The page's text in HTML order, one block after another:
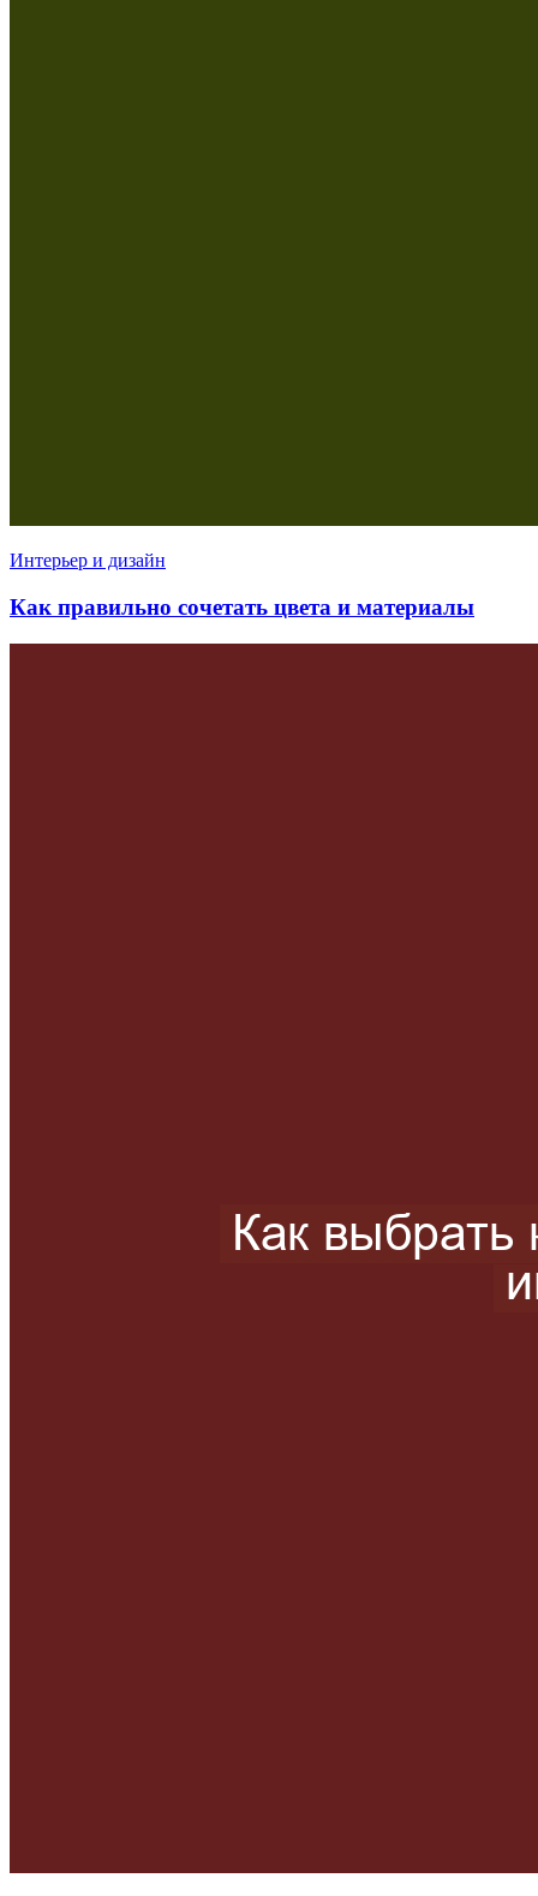
Интерьер и дизайн
Как правильно сочетать цвета и материалы